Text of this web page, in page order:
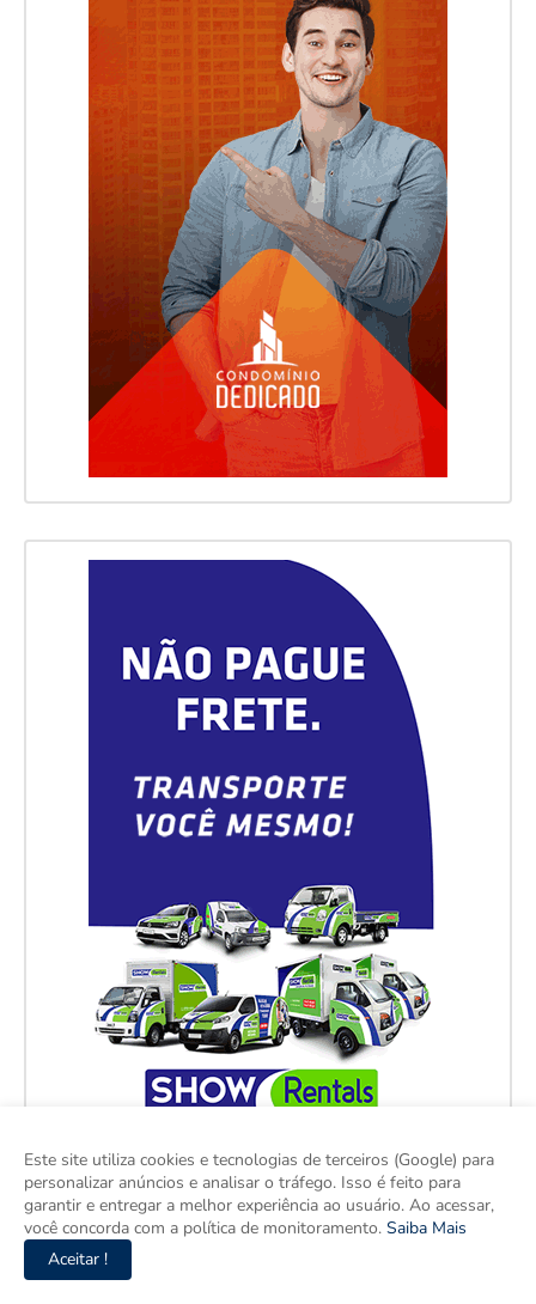
Este site utiliza cookies e tecnologias de terceiros (Google) para
personalizar anúncios e analisar o tráfego. Isso é feito para
garantir e entregar a melhor experiência ao usuário. Ao acessar,
você concorda com a política de monitoramento. Saiba Mais
Aceitar !